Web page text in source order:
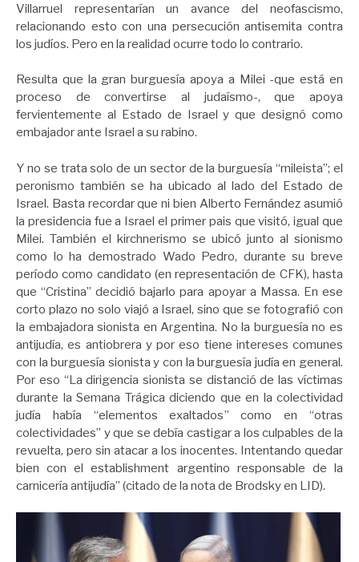
Villarruel representarían un avance del neofascismo,
relacionando esto con una persecución antisemita contra
los judíos. Pero en la realidad ocurre todo lo contrario.
Resulta que la gran burguesía apoya a Milei -que está en
proceso de convertirse al judaísmo-, que apoya
fervientemente al Estado de Israel y que designó como
embajador ante Israel a su rabino.
Y no se trata solo de un sector de la burguesía “mileista”; el
peronismo también se ha ubicado al lado del Estado de
Israel. Basta recordar que ni bien Alberto Fernández asumió
la presidencia fue a Israel el primer pais que visitó, igual que
Milei. También el kirchnerismo se ubicó junto al sionismo
como lo ha demostrado Wado Pedro, durante su breve
período como candidato (en representación de CFK), hasta
que “Cristina” decidió bajarlo para apoyar a Massa. En ese
corto plazo no solo viajó a Israel, sino que se fotografió con
la embajadora sionista en Argentina. No la burguesía no es
antijudía, es antiobrera y por eso tiene intereses comunes
con la burguesía sionista y con la burguesía judía en general.
Por eso “La dirigencia sionista se distanció de las víctimas
durante la Semana Trágica diciendo que en la colectividad
judía había “elementos exaltados” como en “otras
colectividades” y que se debía castigar a los culpables de la
revuelta, pero sin atacar a los inocentes. Intentando quedar
bien con el establishment argentino responsable de la
carnicería antijudía” (citado de la nota de Brodsky en LID).